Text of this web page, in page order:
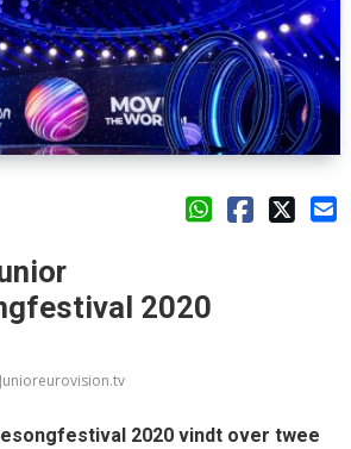
2020
Junioreurovision.tv
2020 vindt over twee